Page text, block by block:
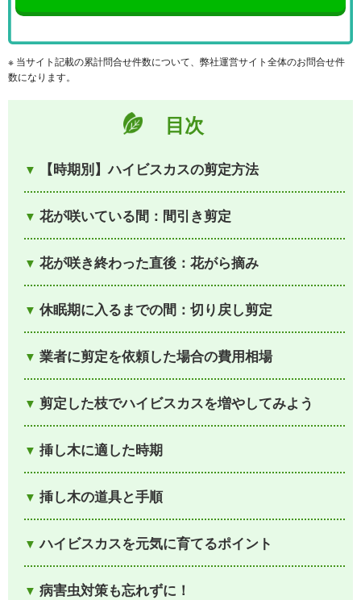
※ 当サイト記載の累計問合せ件数について、弊社運営サイト全体のお問合せ件
数になります。
目次
【時期別】ハイビスカスの剪定方法
花が咲いている間：間引き剪定
花が咲き終わった直後：花がら摘み
休眠期に入るまでの間：切り戻し剪定
業者に剪定を依頼した場合の費用相場
剪定した枝でハイビスカスを増やしてみよう
挿し木に適した時期
挿し木の道具と手順
ハイビスカスを元気に育てるポイント
病害虫対策も忘れずに！